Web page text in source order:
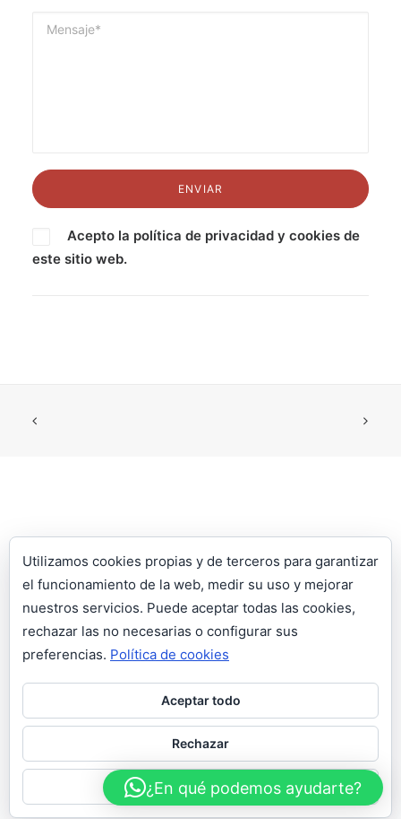
Acepto la política de privacidad y cookies de
este sitio web.
LLÁMANOS: 964 53 54 66 | WHATSAPP: 609 110 991
18:00H S: 10:00H – 13:00H
Aviso legal|Política de privacidad
cookies| Diseño web realizado porGrupoom
¿En qué podemos ayudarte?
Utilizamos cookies propias y de terceros para garantizar
el funcionamiento de la web, medir su uso y mejorar
nuestros servicios. Puede aceptar todas las cookies,
rechazar las no necesarias o configurar sus
preferencias. Política de cookies
Aceptar todo
Rechazar
Configurar